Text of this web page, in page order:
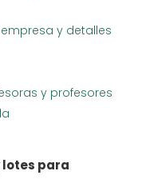
y detalles
y profesores
lotes para